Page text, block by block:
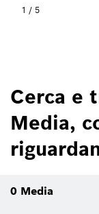
1 / 5
Cerca e
Media,
0 Media